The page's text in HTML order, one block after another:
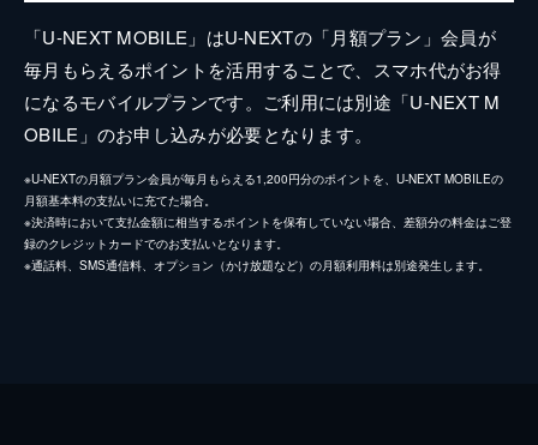
「U-NEXT MOBILE」はU-NEXTの「月額プラン」会員が
毎月もらえるポイントを活用することで、スマホ代がお得
になるモバイルプランです。ご利用には別途「U-NEXT M
OBILE」のお申し込みが必要となります。
※U-NEXTの月額プラン会員が毎月もらえる1,200円分のポイントを、U-NEXT MOBILEの
月額基本料の支払いに充てた場合。
※決済時において支払金額に相当するポイントを保有していない場合、差額分の料金はご登
録のクレジットカードでのお支払いとなります。
※通話料、SMS通信料、オプション（かけ放題など）の月額利用料は別途発生します。